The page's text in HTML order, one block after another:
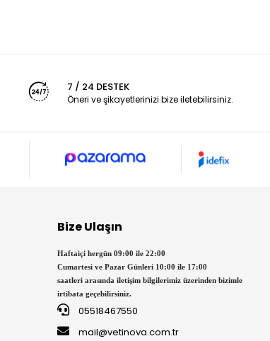
7 / 24 DESTEK
Öneri ve şikayetlerinizi bize iletebilirsiniz.
Bize Ulaşın
Haftaiçi hergün 09:00 ile 22:00
Cumartesi ve Pazar Günleri 10:00 ile 17:00
saatleri arasında iletişim bilgilerimiz üzerinden bizimle
irtibata geçebilirsiniz.
05518467550
mail@vetinova.com.tr